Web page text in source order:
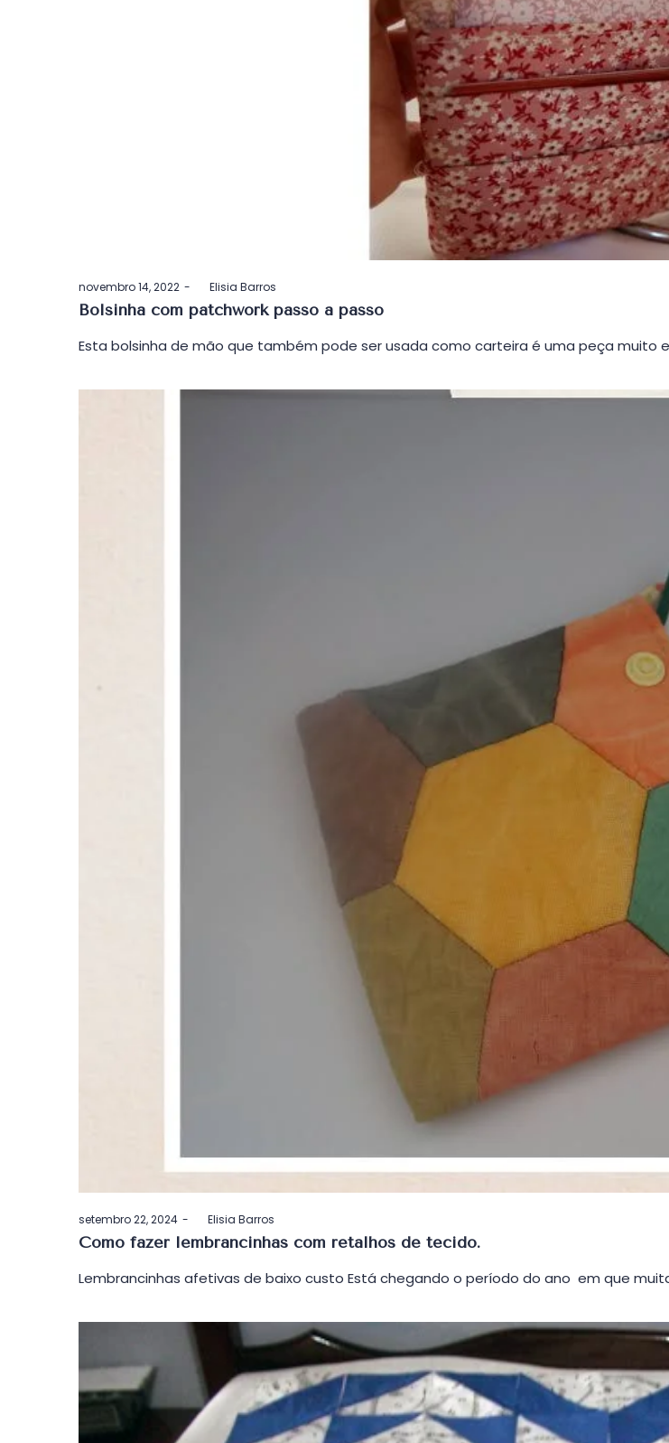
Postado
em
novembro 14, 2022 byElisia Barros
Bolsinha com patchwork passo a passo
Esta bolsinha de mão que também pode ser usada como carteira é uma peça muito
Postado
em
setembro 22, 2024 byElisia Barros
Como fazer lembrancinhas com retalhos de tecido.
Lembrancinhas afetivas de baixo custo Está chegando o período do ano em que